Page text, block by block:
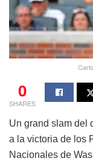
0
SHARES
Un grand slam del
a la victoria de los
Nacionales de